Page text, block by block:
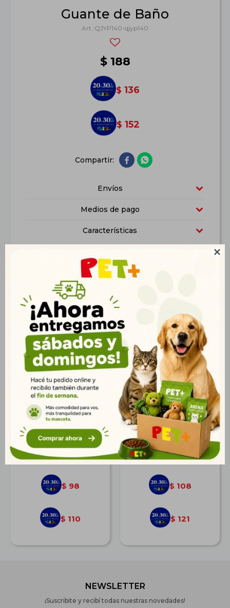

Guante de Baño
QJYP140-qjyp140
$ 188
$ 136
$ 152
 
Envíos
Medios de pago
Características
Productos que te pueden interesar
Plato Postura Correcta
Inclinado 250 ML
$ 136
$ 98
$ 110
Pack 3 pelotas de tenis
68mm
149
$ 108
$ 121
NEWSLETTER
¡Suscribite y recibí todas nuestras novedades!